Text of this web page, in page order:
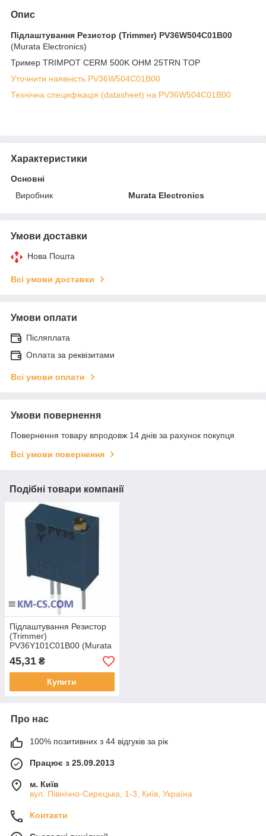
Опис
Підлаштування Резистор (Trimmer) PV36W504C01B00
(Murata Electronics)
Тример TRIMPOT CERM 500K OHM 25TRN TOP
Уточнити наявність PV36W504C01B00
Технічна специфікація (datasheet) на PV36W504C01B00
Характеристики
Основні
Виробник
Murata Electronics
Умови доставки
Нова Пошта
Всі умови доставки
Умови оплати
Післяплата
Оплата за реквізитами
Всі умови оплати
Умови повернення
Повернення товару впродовж 14 днів за рахунок покупця
Всі умови повернення
Подібні товари компанії
Підлаштування Резистор
(Trimmer)
PV36Y101C01B00 (Murata
Electronics)
45,31 ₴
Купити
Про нас
100% позитивних з 44 відгуків за рік
Працює з 25.09.2013
м. Київ
вул. Північно-Сирецька, 1-3, Київ, Україна
Контакти